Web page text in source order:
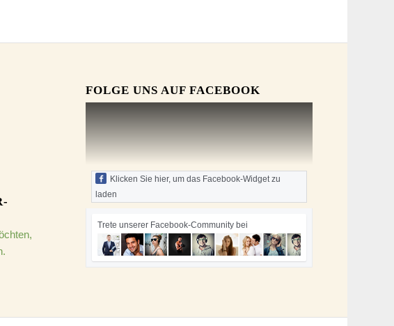
FOLGE UNS AUF FACEBOOK
Klicken Sie hier, um das Facebook-Widget zu
laden
Trete unserer Facebook-Community bei